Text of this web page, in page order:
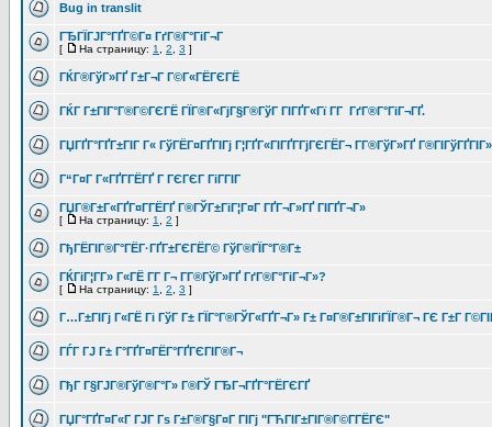
Bug in translit
ГЂГЇГЈГ°ГҐГ©Г¤ ГґГ®Г°ГіГ¬Г
[ На страницу: 1 2 3 ]
ГЌГ®ГўГ»ГҐ Г±Г¬Г Г©Г«ГЁГЄГЁ
ГЌГ Г±ГІГ°Г®Г©ГЄГЁ ГЇГ®Г«ГјГ§Г®ГўГ ГІГҐГ«Гї Г­Г ГґГ®Г°ГіГ¬ГҐ.
ГЏГҐГ°ГҐГ±ГІГ Г« ГўГЁГ¤ГҐГІГј Г¦ГҐГ«ГІГҐГ­ГјГЄГЁГ¬ Г­Г®ГўГ»ГҐ
Г“Г¤Г Г«ГҐГ­ГЁГҐ Г ГЄГЄГ ГіГ­ГІГ
ГЏГ®Г±Г«ГҐГ¤Г­ГЁГҐ Г®ГЎГ±ГіГ¦Г¤Г ГҐГ¬Г»ГҐ ГІГҐГ¬Г»
[ На страницу: 1 2 ]
ГђГЁГІГ®Г°ГЁГ·ГҐГ±ГЄГЁГ© ГўГ®ГЇГ°Г®Г±
ГЌГіГ¦Г­Г» Г«ГЁ Г­Г Г¬ Г­Г®ГўГ»ГҐ ГґГ®Г°ГіГ¬Г»?
[ На страницу: 1 2 3 ]
Г…Г±ГІГј Г«ГЁ Гі ГўГ Г± ГЇГ°Г®ГЎГ«ГҐГ¬Г» Г± Г¤Г®Г±ГІГіГЇГ®Г¬ ГЄ Г±Г
ГЃГ ГЈ Г± Г°ГҐГ¤ГЁГ°ГҐГЄГІГ®Г¬
ГђГ Г§ГЈГ®ГўГ®Г°Г» Г®ГЎ ГЂГ¬ГҐГ°ГЁГЄГҐ
ГЏГ°ГҐГ¤Г«Г ГЈГ Гѕ Г±Г®Г§Г¤Г ГІГј "ГЋГІГ±ГІГ®Г©Г­ГЁГЄ"